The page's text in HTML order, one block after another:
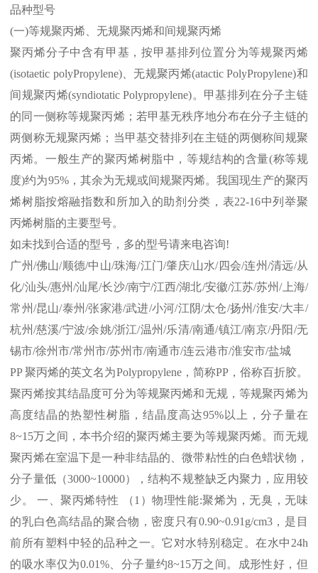
品种型号
(一)等规聚丙烯、无规聚丙烯和间规聚丙烯
聚丙烯分子中含有甲基，按甲基排列位置分为等规聚丙烯
(isotaetic polyPropylene)、无规聚丙烯(atactic PolyPropylene)和
间规聚丙烯(syndiotatic Polypropylene)。甲基排列在分子主链
的同一侧称等规聚丙烯；若甲基无秩序地分布在分子主链的
两侧称无规聚丙烯；当甲基交替排列在主链的两侧称间规聚
丙烯。一般生产的聚丙烯树脂中，等规结构的含量(称等规
度)约为95%，其余为无规或间规聚丙烯。我国现生产的聚丙
烯树脂按熔融指数和所加入的助剂分类，表22-16中列举聚
丙烯树脂的主要型号。
如未找到合适的型号，多的型号请来电咨询!
广州/佛山/顺德/中山/珠海/江门/肇庆/山水/四会/连州/清远/从
化/汕头/惠州/汕尾/长沙/南宁/江西/湖北/安徽/江苏/苏州/上海/
常州/昆山/泰州/张家港/武进/小河/江阴/太仓/扬州/淮安/大丰/
杭州/慈溪/宁波/余姚/浙江/温州/乐清/南通/镇江/南京/丹阳 /无
锡市/徐州市/常州市/苏州市/南通市/连云港市/淮安市/盐城
PP聚丙烯的英文名为Polypropylene，简称PP，俗称百折胶。
聚丙烯按其结晶度可分为等规聚丙烯和无规，等规聚丙烯为
高度结晶的热塑性树脂，结晶度高达95%以上，分子量在
8~15万之间，本书介绍的聚丙烯主要为等规聚丙烯。而无规
聚丙烯在室温下是一种非结晶的、微带粘性的白色蜡状物，
分子量低（3000~10000），结构不规整缺乏内聚力，应用较
少。 一、聚丙烯特性 （1 ）物理性能:聚烯为，无臭，无味
的乳白色高结晶的聚合物，密度只有0.90~0.91g/cm3，是目
前所有塑料中轻的品种之一。它对水特别稳定。在水中 24h
的吸水率仅为0.01%、分子量约8~15万之间。成形性好，但